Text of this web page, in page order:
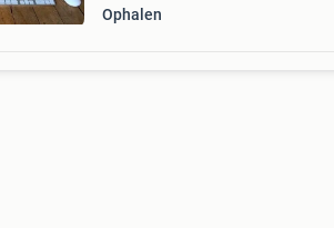
Ophalen